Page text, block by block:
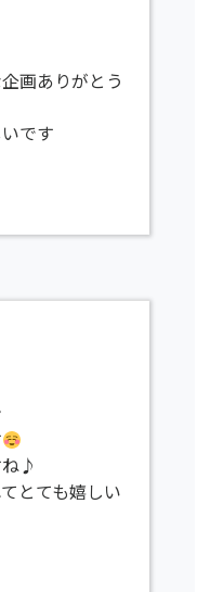
画ありがとう
です
ね♪
とても嬉しい